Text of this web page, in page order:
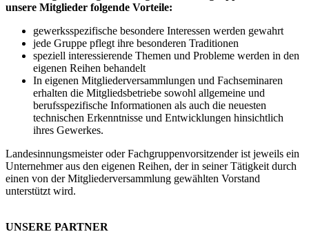
unsere Mitglieder folgende Vorteile:
gewerksspezifische besondere Interessen werden gewahrt
jede Gruppe pflegt ihre besonderen Traditionen
speziell interessierende Themen und Probleme werden in den
eigenen Reihen behandelt
In eigenen Mitgliederversammlungen und Fachseminaren
erhalten die Mitgliedsbetriebe sowohl allgemeine und
berufsspezifische Informationen als auch die neuesten
technischen Erkenntnisse und Entwicklungen hinsichtlich
ihres Gewerkes.
Landesinnungsmeister oder Fachgruppenvorsitzender ist jeweils ein
Unternehmer aus den eigenen Reihen, der in seiner Tätigkeit durch
einen von der Mitgliederversammlung gewählten Vorstand
unterstützt wird.
UNSERE PARTNER